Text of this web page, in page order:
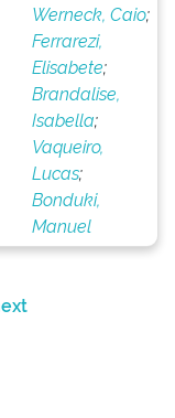
Werneck, Caio;
Ferrarezi,
Elisabete;
Brandalise,
Isabella;
Vaqueiro,
Lucas;
Bonduki,
Manuel